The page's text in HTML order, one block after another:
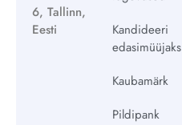
6, Tallinn,
Eesti
Kandideeri
edasimüüjaks
Kaubamärk
Pildipank